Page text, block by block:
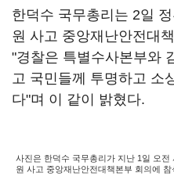
한덕수 국무총리는 2일
원 사고 중앙재난안전대
"경찰은 특별수사본부와
고 국민들께 투명하고 소
다"며 이 같이 밝혔다.
사진은 한덕수 국무총리가 지난 1일 오
원 사고 중앙재난안전대책본부 회의에